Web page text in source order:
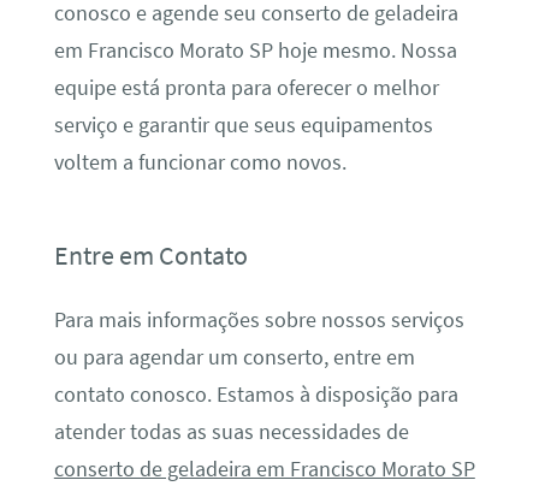
conosco e agende seu conserto de geladeira
em Francisco Morato SP hoje mesmo. Nossa
equipe está pronta para oferecer o melhor
serviço e garantir que seus equipamentos
voltem a funcionar como novos.
Entre em Contato
Para mais informações sobre nossos serviços
ou para agendar um conserto, entre em
contato conosco. Estamos à disposição para
atender todas as suas necessidades de
conserto de geladeira em Francisco Morato SP